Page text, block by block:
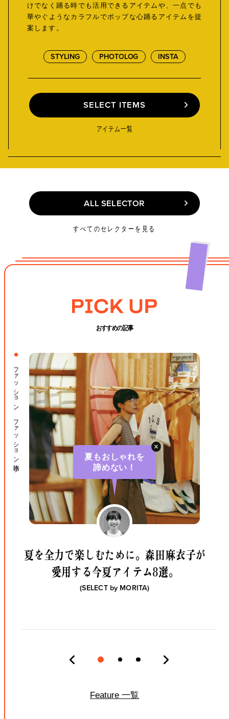
けでなく踊る時でも活用できるアイテムや、一点でも
華やぐようなカラフルでポップな心踊るアイテムを提
案します。
STYLING PHOTOLOG INSTA
SELECT ITEMS
SELECT ITEMS
アイテム一覧
ALL SELECTOR
ALL SELECTOR
すべてのセレクターを見る
おすすめの記事
夏もおしゃれを
諦めない！
夏を全力で楽しむために。森田麻衣子が
愛用する今夏アイテム8選。
(SELECT by MORITA)
ファッション ファッション小物
Feature 一覧